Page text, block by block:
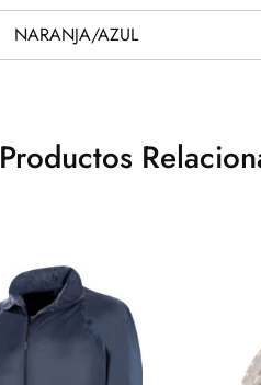
NARANJA/AZUL
Productos